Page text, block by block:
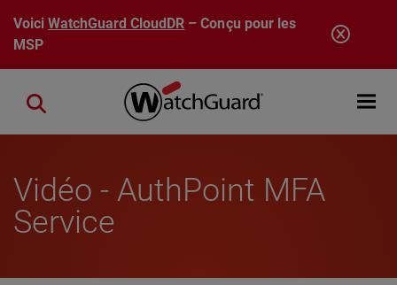
Aller au contenu principal
VoiciWatchGuard CloudDR – Conçu pour les
MSP
Open
Close search
Vidéo - AuthPoint MFA
Service